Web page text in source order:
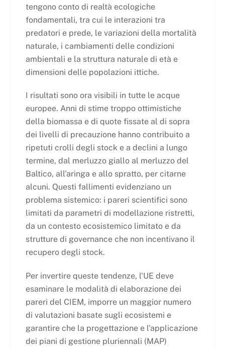
tengono conto di realtà ecologiche
fondamentali, tra cui le interazioni tra
predatori e prede, le variazioni della mortalità
naturale, i cambiamenti delle condizioni
ambientali e la struttura naturale di età e
dimensioni delle popolazioni ittiche.
I risultati sono ora visibili in tutte le acque
europee. Anni di stime troppo ottimistiche
della biomassa e di quote fissate al di sopra
dei livelli di precauzione hanno contribuito a
ripetuti crolli degli stock e a declini a lungo
termine, dal merluzzo giallo al merluzzo del
Baltico, all'aringa e allo spratto, per citarne
alcuni. Questi fallimenti evidenziano un
problema sistemico: i pareri scientifici sono
limitati da parametri di modellazione ristretti,
da un contesto ecosistemico limitato e da
strutture di governance che non incentivano il
recupero degli stock.
Per invertire queste tendenze, l'UE deve
esaminare le modalità di elaborazione dei
pareri del CIEM, imporre un maggior numero
di valutazioni basate sugli ecosistemi e
garantire che la progettazione e l'applicazione
dei piani di gestione pluriennali (MAP)